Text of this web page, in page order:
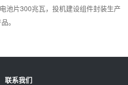
池片300兆瓦，投机建设组件封装生产
。
联系我们